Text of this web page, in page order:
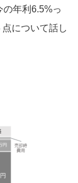
年利6.5%っ
について話し